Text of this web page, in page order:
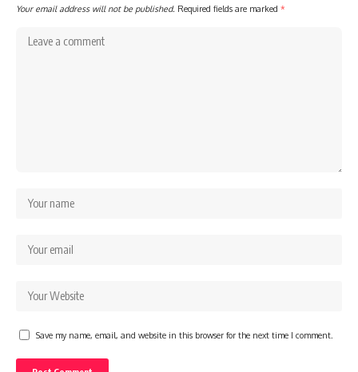
Your email address will not be published. Required fields are marked *
Save my name, email, and website in this browser for the next time I comment.